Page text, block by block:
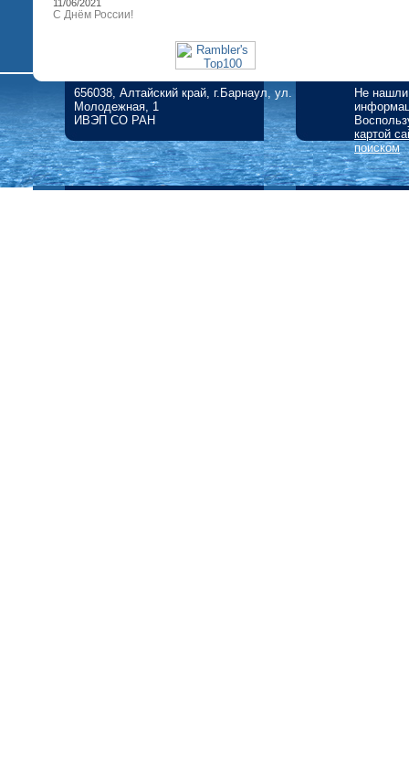
11/06/2021
С Днём России!
656038, Алтайский край, г.Барнаул, ул.
Молодежная, 1
ИВЭП СО РАН
Не
картой
поиском